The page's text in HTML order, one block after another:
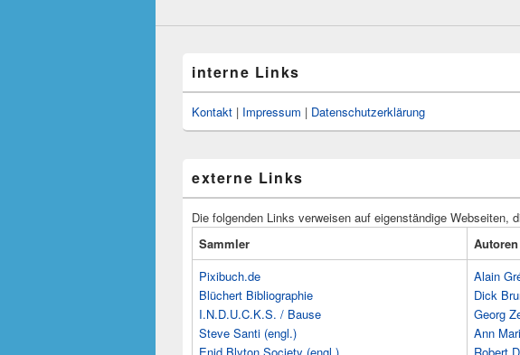
interne Links
Kontakt | Impressum | Datenschutzerklärung
externe Links
Die folgenden Links verweisen auf eigenständige
Sammler
Pixibuch.de
Blüchert Bibliographie
I.N.D.U.C.K.S. / Bause
Steve Santi (engl.)
Alain
Dick
Georg
Ann